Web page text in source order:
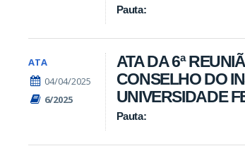
Pauta:
ATA
04/04/2025
6/2025
ATA DA 6ª
CONSELHO DO
UNIVERSIDADE
Pauta: